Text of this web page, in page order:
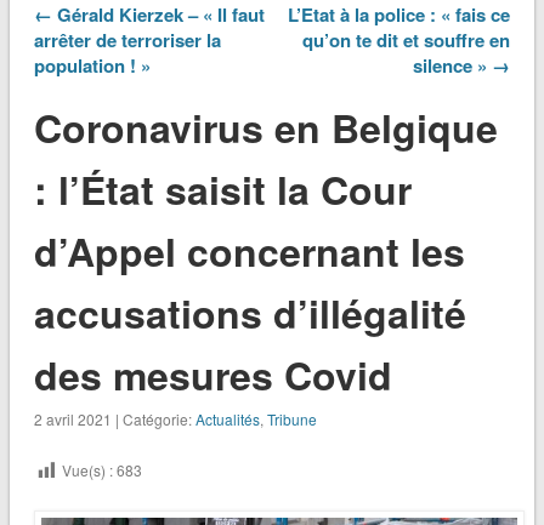
← Gérald Kierzek – « Il faut
arrêter de terroriser la
population ! »
L’Etat à la police : « fais ce
qu’on te dit et souffre en
silence » →
Coronavirus en Belgique
: l’État saisit la Cour
d’Appel concernant les
accusations d’illégalité
des mesures Covid
2 avril 2021 | Catégorie:Actualités, Tribune
Vue(s) :683